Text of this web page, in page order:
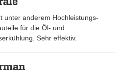
unter anderem Hochleistungs-
für die Öl- und
Sehr effektiv.